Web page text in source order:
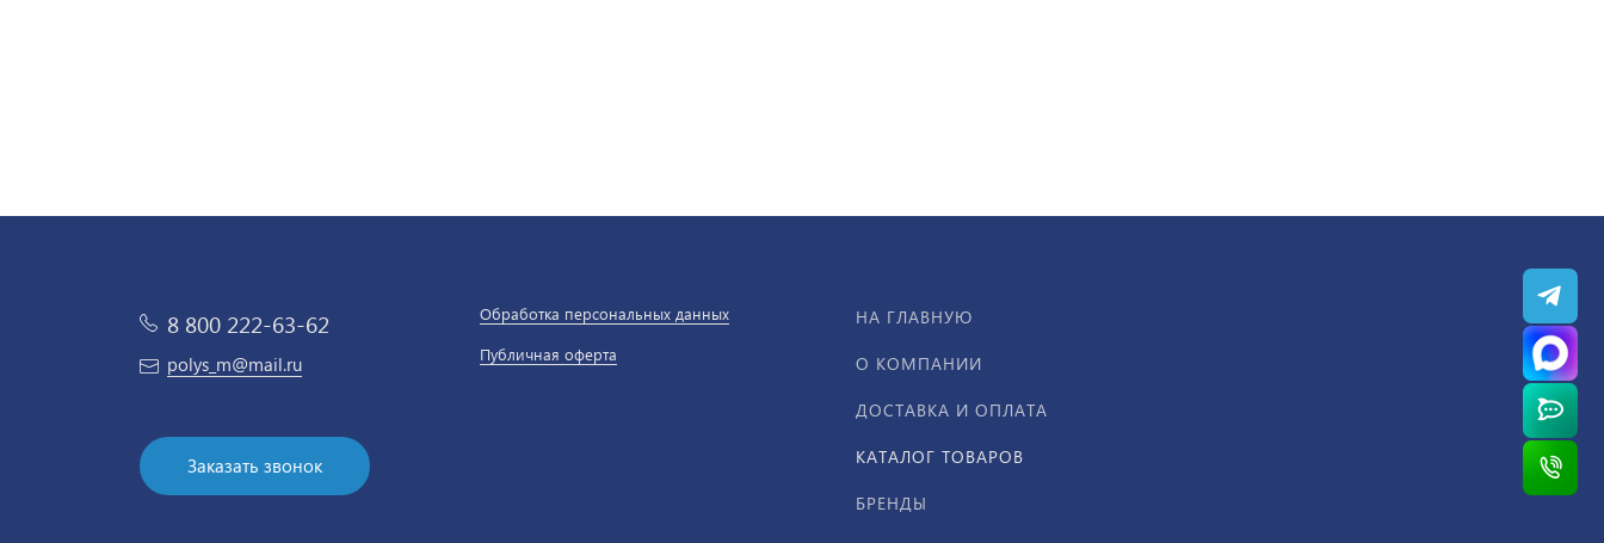
8 800 222-63-62
polys_m@mail.ru
Заказать звонок
Обработка персональных данных
Публичная оферта
НА ГЛАВНУЮ
О КОМПАНИИ
ДОСТАВКА И ОПЛАТА
КАТАЛОГ ТОВАРОВ
БРЕНДЫ